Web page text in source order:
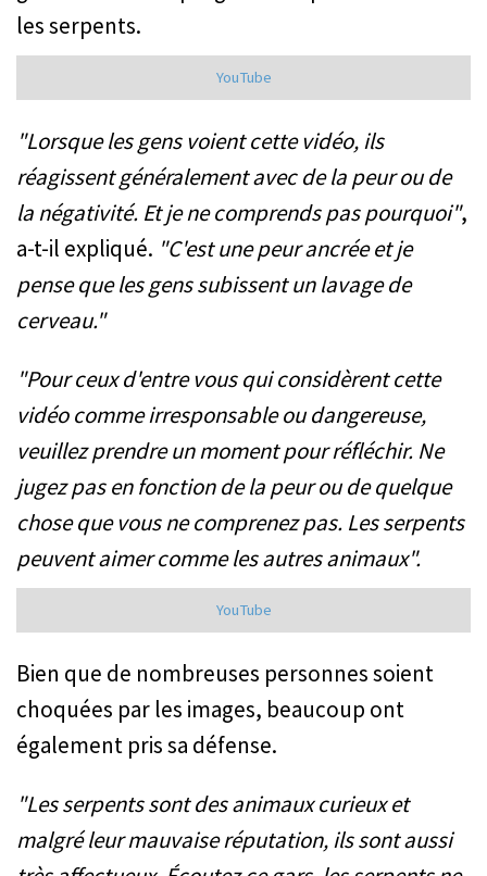
les serpents.
YouTube
"Lorsque les gens voient cette vidéo, ils
réagissent généralement avec de la peur ou de
la négativité. Et je ne comprends pas pourquoi",
a-t-il expliqué. "C'est une peur ancrée et je
pense que les gens subissent un lavage de
cerveau."
"Pour ceux d'entre vous qui considèrent cette
vidéo comme irresponsable ou dangereuse,
veuillez prendre un moment pour réfléchir. Ne
jugez pas en fonction de la peur ou de quelque
chose que vous ne comprenez pas. Les serpents
peuvent aimer comme les autres animaux".
YouTube
Bien que de nombreuses personnes soient
choquées par les images, beaucoup ont
également pris sa défense.
"Les serpents sont des animaux curieux et
malgré leur mauvaise réputation, ils sont aussi